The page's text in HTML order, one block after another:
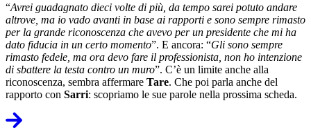
“Avrei guadagnato dieci volte di più, da tempo sarei potuto andare
altrove, ma io vado avanti in base ai rapporti e sono sempre rimasto
per la grande riconoscenza che avevo per un presidente che mi ha
dato fiducia in un certo momento”. E ancora: “Gli sono sempre
rimasto fedele, ma ora devo fare il professionista, non ho intenzione
di sbattere la testa contro un muro”. C’è un limite anche alla
riconoscenza, sembra affermare Tare. Che poi parla anche del
rapporto con Sarri: scopriamo le sue parole nella prossima scheda.